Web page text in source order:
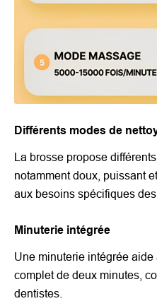
Différents modes de
La brosse propose
notamment doux, puissant
aux besoins spécifiques
Minuterie intégrée
Une minuterie intégrée
complet de deux minutes,
dentistes.